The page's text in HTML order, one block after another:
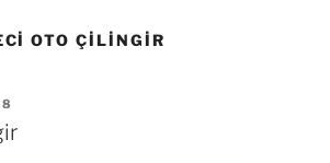
OTO ÇILINGIR